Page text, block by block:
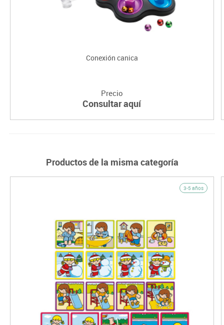
Conexión canica
Precio
Consultar aquí
Productos de la misma categoría
3-5 años